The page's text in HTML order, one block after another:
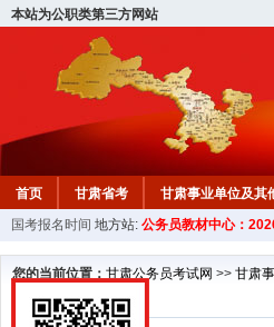
本站为公职类第三方网站
首页 甘肃省考 甘肃事业单位及其
国考报名时间 地方站: 公务员教材中心：
您的当前位置： 甘肃公务员考试网 >> 甘肃